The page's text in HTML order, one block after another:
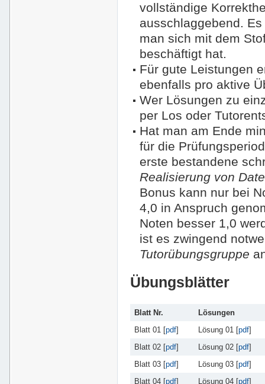
vollständige
ausschlaggebend.
man sich mit dem
beschäftigt hat.
Für gute Leistungen
ebenfalls pro aktive
Wer Lösungen zu
per Los oder
Hat man am Ende
für die
erste bestandene
Realisierung von
Bonus kann nur bei
4,0 in Anspruch
Noten besser 1,0
ist es zwingend
Tutorübungsgruppe
Übungsblätter
Blatt Nr.
Lösungen
Blatt 01 [pdf] Lösung 01 [pdf]
Blatt 02 [pdf] Lösung 02 [pdf]
Blatt 03 [pdf] Lösung 03 [pdf]
Blatt 04 [pdf] Lösung 04 [pdf]